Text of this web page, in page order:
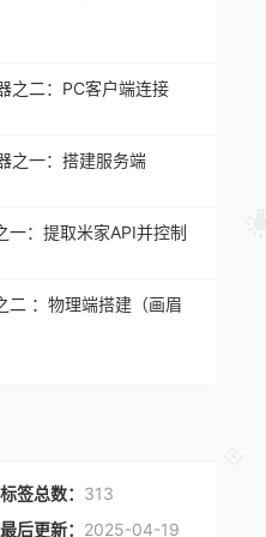
之二：PC客户端连接
之一：搭建服务端
一：提取米家API并控制
二 ：物理端搭建（画眉
标签总数： 313
最后更新： 2025-04-19